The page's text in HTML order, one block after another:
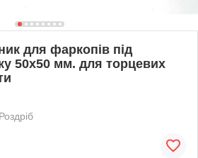
для фаркопів під
50х50 мм. для торцевих
Роздріб